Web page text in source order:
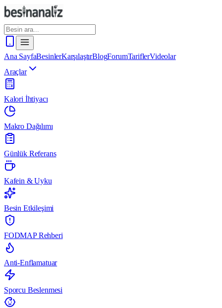
Ana SayfaBesinlerKarşılaştırBlogForumTariflerVideolar
Araçlar
Kalori İhtiyacı
Makro Dağılımı
Günlük Referans
Kafein & Uyku
Besin Etkileşimi
FODMAP Rehberi
Anti-Enflamatuar
Sporcu Beslenmesi